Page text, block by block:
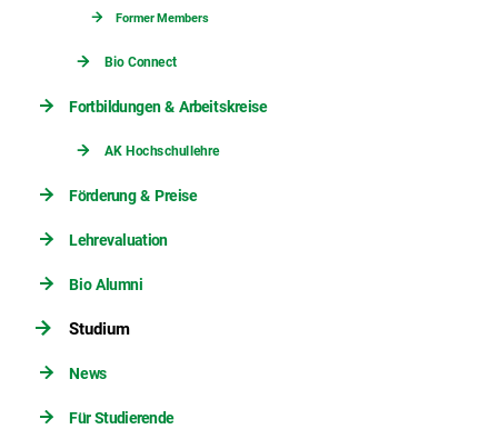
Former Members
Bio Connect
Fortbildungen & Arbeitskreise
AK Hochschullehre
Förderung & Preise
Lehrevaluation
Bio Alumni
Studium
News
Für Studierende